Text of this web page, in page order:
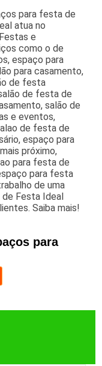
para festa de
atua no
e
como o de
espaço para
para casamento,
de festa
de festa de
salão de
e eventos,
de festa de
espaço para
próximo,
para festa de
para festa
de uma
de Festa Ideal
Saiba mais!
para